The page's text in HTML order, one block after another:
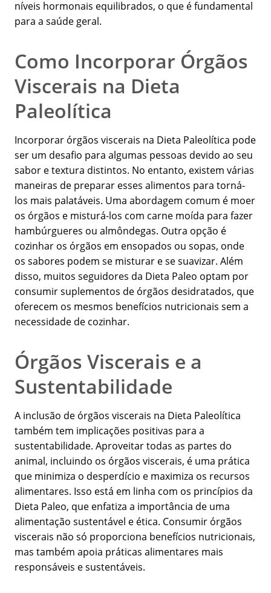
níveis hormonais equilibrados, o que é fundamental
para a saúde geral.
Como Incorporar Órgãos
Viscerais na Dieta
Paleolítica
Incorporar órgãos viscerais na Dieta Paleolítica pode
ser um desafio para algumas pessoas devido ao seu
sabor e textura distintos. No entanto, existem várias
maneiras de preparar esses alimentos para torná-
los mais palatáveis. Uma abordagem comum é moer
os órgãos e misturá-los com carne moída para fazer
hambúrgueres ou almôndegas. Outra opção é
cozinhar os órgãos em ensopados ou sopas, onde
os sabores podem se misturar e se suavizar. Além
disso, muitos seguidores da Dieta Paleo optam por
consumir suplementos de órgãos desidratados, que
oferecem os mesmos benefícios nutricionais sem a
necessidade de cozinhar.
Órgãos Viscerais e a
Sustentabilidade
A inclusão de órgãos viscerais na Dieta Paleolítica
também tem implicações positivas para a
sustentabilidade. Aproveitar todas as partes do
animal, incluindo os órgãos viscerais, é uma prática
que minimiza o desperdício e maximiza os recursos
alimentares. Isso está em linha com os princípios da
Dieta Paleo, que enfatiza a importância de uma
alimentação sustentável e ética. Consumir órgãos
viscerais não só proporciona benefícios nutricionais,
mas também apoia práticas alimentares mais
responsáveis e sustentáveis.